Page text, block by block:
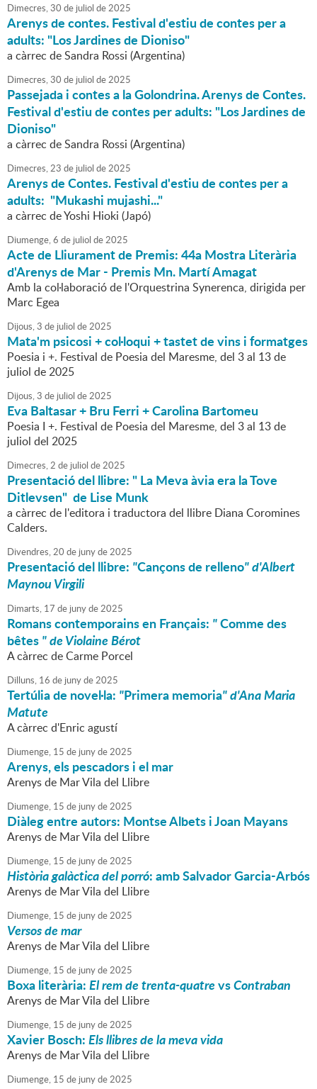
Dimecres,30 de juliol de2025
Arenys de contes. Festival d'estiu de contes per a
adults: "Los Jardines de Dioniso"
a càrrec de Sandra Rossi (Argentina)
Dimecres,30 de juliol de2025
Passejada i contes a la Golondrina. Arenys de Contes.
Festival d'estiu de contes per adults: "Los Jardines de
Dioniso"
a càrrec de Sandra Rossi (Argentina)
Dimecres,23 de juliol de2025
Arenys de Contes. Festival d'estiu de contes per a
adults: "Mukashi mujashi..."
a càrrec de Yoshi Hioki (Japó)
Diumenge,6 de juliol de2025
Acte de Lliurament de Premis: 44a Mostra Literària
d'Arenys de Mar - Premis Mn. Martí Amagat
Amb la col·laboració de l'Orquestrina Synerenca, dirigida per
Marc Egea
Dijous,3 de juliol de2025
Mata'm psicosi + col·loqui + tastet de vins i formatges
Poesia i +. Festival de Poesia del Maresme, del 3 al 13 de
juliol de 2025
Dijous,3 de juliol de2025
Eva Baltasar + Bru Ferri + Carolina Bartomeu
Poesia I +. Festival de Poesia del Maresme, del 3 al 13 de
juliol del 2025
Dimecres,2 de juliol de2025
Presentació del llibre: " La Meva àvia era la Tove
Ditlevsen" de Lise Munk
a càrrec de l'editora i traductora del llibre Diana Coromines
Calders.
Divendres,20 de junyde2025
Presentació del llibre: "Cançons de relleno" d'Albert
Maynou Virgili
Dimarts, 17 de junyde2025
Romans contemporains en Français: "Comme des
bêtes" de Violaine Bérot
A càrrec de Carme Porcel
Dilluns, 16 de junyde2025
Tertúlia de novel·la: "Primera memoria" d'Ana Maria
Matute
A càrrec d'Enric agustí
Diumenge, 15 de junyde2025
Arenys, els pescadors i el mar
Arenys de Mar Vila del Llibre
Diumenge, 15 de junyde2025
Diàleg entre autors: Montse Albets i Joan Mayans
Arenys de Mar Vila del Llibre
Diumenge, 15 de junyde2025
Història galàctica del porró: amb Salvador Garcia-Arbós
Arenys de Mar Vila del Llibre
Diumenge, 15 de junyde2025
Versos de mar
Arenys de Mar Vila del Llibre
Diumenge, 15 de junyde2025
Boxa literària:El rem de trenta-quatrevsContraban
Arenys de Mar Vila del Llibre
Diumenge, 15 de junyde2025
Xavier Bosch:Els llibres de la meva vida
Arenys de Mar Vila del Llibre
Diumenge, 15 de junyde2025